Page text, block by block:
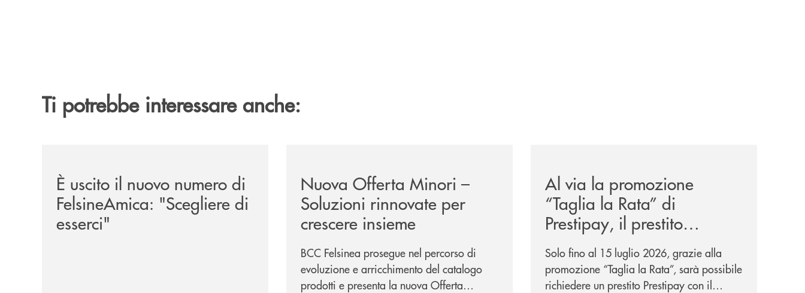
Ti potrebbe interessare anche:
È uscito il nuovo numero di
FelsineAmica: "Scegliere di
esserci"
Nuova Offerta Minori –
Soluzioni rinnovate per
crescere insieme
BCC Felsinea prosegue nel percorso di
evoluzione e arricchimento del catalogo
prodotti e presenta la nuova Offerta
Al via la promozione
“Taglia la Rata” di
Prestipay, il prestito
personale che si fa in due
per te
Solo fino al 15 luglio 2026, grazie alla
promozione “Taglia la Rata”, sarà possibile
richiedere un prestito Prestipay con il